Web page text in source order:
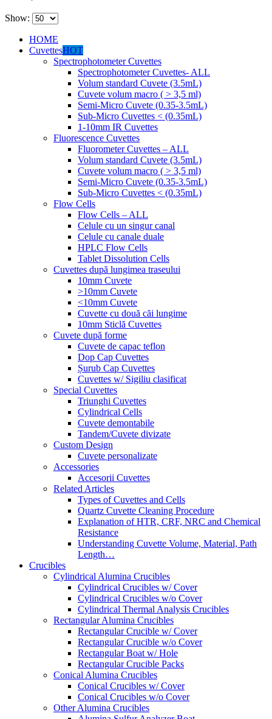
Show:
HOME
CuvettesHOT
Spectrophotometer Cuvettes
Spectrophotometer Cuvettes- ALL
Volum standard Cuvete (3.5mL)
Cuvete volum macro ( > 3,5 ml)
Semi-Micro Cuvete (0.35-3.5mL)
Sub-Micro Cuvettes < (0.35mL)
1-10mm IR Cuvettes
Fluorescence Cuvettes
Fluorometer Cuvettes – ALL
Volum standard Cuvete (3.5mL)
Cuvete volum macro ( > 3,5 ml)
Semi-Micro Cuvete (0.35-3.5mL)
Sub-Micro Cuvettes < (0.35mL)
Flow Cells
Flow Cells – ALL
Celule cu un singur canal
Celule cu canale duale
HPLC Flow Cells
Tablet Dissolution Cells
Cuvettes după lungimea traseului
10mm Cuvete
>10mm Cuvete
<10mm Cuvete
Cuvette cu două căi lungime
10mm Sticlă Cuvettes
Cuvete după forme
Cuvete de capac teflon
Dop Cap Cuvettes
Șurub Cap Cuvettes
Cuvettes w/ Sigiliu clasificat
Special Cuvettes
Triunghi Cuvettes
Cylindrical Cells
Cuvete demontabile
Tandem/Cuvete divizate
Custom Design
Cuvete personalizate
Accessories
Accesorii Cuvettes
Related Articles
Types of Cuvettes and Cells
Quartz Cuvette Cleaning Procedure
Explanation of HTR, CRF, NRC and Chemical
Resistance
Understanding Cuvette Volume, Material, Path
Length…
Crucibles
Cylindrical Alumina Crucibles
Cylindrical Crucibles w/ Cover
Cylindrical Crucibles w/o Cover
Cylindrical Thermal Analysis Crucibles
Rectangular Alumina Crucibles
Rectangular Crucible w/ Cover
Rectangular Crucible w/o Cover
Rectangular Boat w/ Hole
Rectangular Crucible Packs
Conical Alumina Crucibles
Conical Crucibles w/ Cover
Conical Crucibles w/o Cover
Other Alumina Crucibles